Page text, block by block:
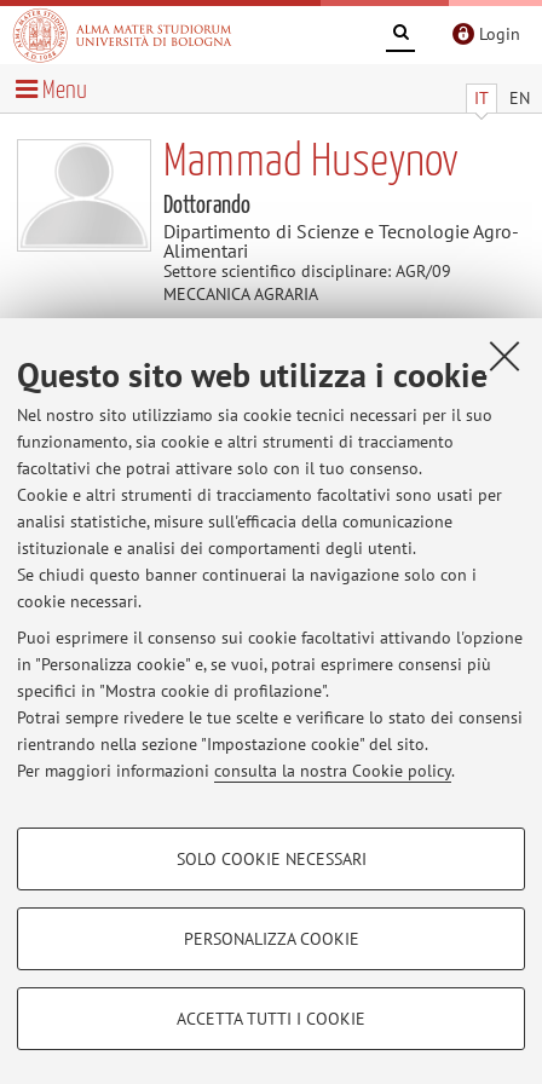
Questo sito web utilizza i cookie
Nel nostro sito utilizziamo sia cookie tecnici necessari per il suo
funzionamento, sia cookie e altri strumenti di tracciamento
facoltativi che potrai attivare solo con il tuo consenso.
Cookie e altri strumenti di tracciamento facoltativi sono usati per
analisi statistiche, misure sull'efficacia della comunicazione
istituzionale e analisi dei comportamenti degli utenti.
Se chiudi questo banner continuerai la navigazione solo con i
cookie necessari.
Puoi esprimere il consenso sui cookie facoltativi attivando l'opzione
in "Personalizza cookie" e, se vuoi, potrai esprimere consensi più
specifici in "Mostra cookie di profilazione".
Potrai sempre rivedere le tue scelte e verificare lo stato dei consensi
rientrando nella sezione "Impostazione cookie" del sito.
Per maggiori informazioni consulta la nostra Cookie policy.
COOKIE DI PROFILAZIONE - FACOLTATIVI
COOKIE TECNICI - NECESSARI
Si tratta di cookie tecnici utilizzati, a titolo esemplificativo, per il corretto
SOLO COOKIE NECESSARI
PERSONALIZZA COOKIE
ACCETTA TUTTI I COOKIE
Login
IT EN
Menu
Mammad Huseynov
Dottorando
Dipartimento di Scienze e Tecnologie Agro-
Alimentari
Settore scientifico disciplinare: AGR/09
MECCANICA AGRARIA
Contatti
E-mail: mammad.huseynov2@unibo.it
Dipartimento di Scienze e Tecnologie Agro-Alimentari
Viale Fanin 50, Bologna -Vai alla mappa
Ultimi avvisi
Al momento non sono presenti avvisi.
Accedi tramiteloginper gestire tutti i contenuti del sito.
© 2026 - ALMA MATER STUDIORUM - Università di Bologna - Via
Zamboni, 33 - 40126 Bologna - Partita IVA: 01131710376